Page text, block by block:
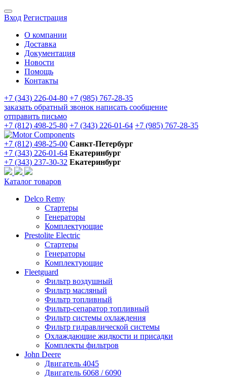
Вход Регистрация
О компании
Доставка
Документация
Новости
Помощь
Контакты
+7 (343) 226-04-80 +7 (985) 767-28-35
заказать обратный звонок написать сообщение
отправить письмо
+7 (812) 498-25-80 +7 (343) 226-01-64 +7 (985) 767-28-35
+7 (812) 498-25-00 Санкт-Петербург
+7 (343) 226-01-64 Екатеринбург
+7 (343) 237-30-32 Екатеринбург
Каталог товаров
Delco Remy
Стартеры
Генераторы
Комплектующие
Prestolite Electric
Стартеры
Генераторы
Комплектующие
Fleetguard
Фильтр воздушный
Фильтр масляный
Фильтр топливный
Фильтр-сепаратор топливный
Фильтр системы охлаждения
Фильтр гидравлической системы
Охлаждающие жидкости и присадки
Комплекты фильтров
John Deere
Двигатель 4045
Двигатель 6068 / 6090